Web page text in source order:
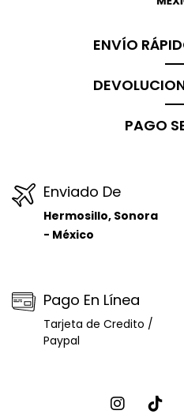
ENVÍO
PAGO
Enviado De
Hermosillo, Sonora
- México
Pago En Línea
Tarjeta de Credito /
Paypal